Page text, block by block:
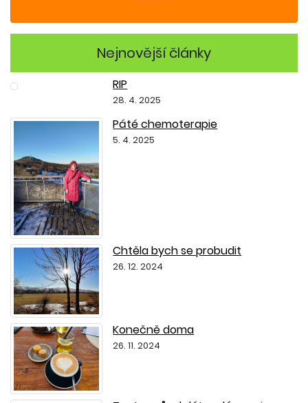
Nejnovější články
RIP
28. 4. 2025
Páté chemoterapie
5. 4. 2025
Chtěla bych se probudit
26. 12. 2024
Konečně doma
26. 11. 2024